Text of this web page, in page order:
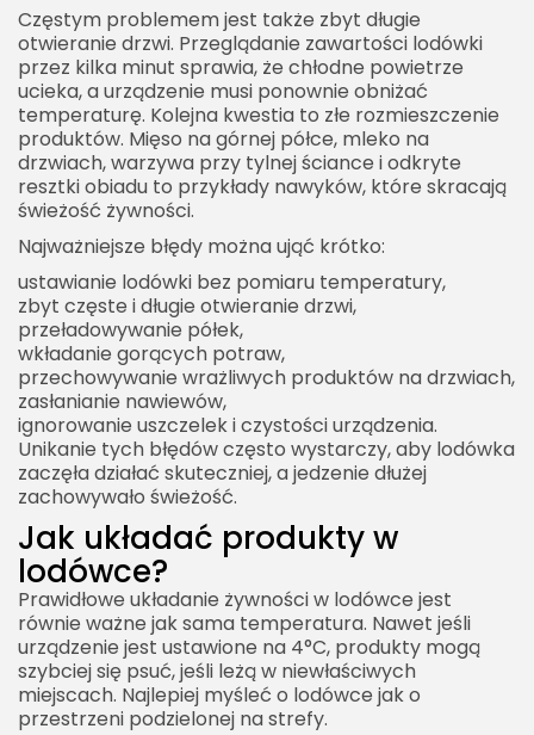
Częstym problemem jest także zbyt długie
otwieranie drzwi. Przeglądanie zawartości lodówki
przez kilka minut sprawia, że chłodne powietrze
ucieka, a urządzenie musi ponownie obniżać
temperaturę. Kolejna kwestia to złe rozmieszczenie
produktów. Mięso na górnej półce, mleko na
drzwiach, warzywa przy tylnej ściance i odkryte
resztki obiadu to przykłady nawyków, które skracają
świeżość żywności.
Najważniejsze błędy można ująć krótko:
ustawianie lodówki bez pomiaru temperatury,
zbyt częste i długie otwieranie drzwi,
przeładowywanie półek,
wkładanie gorących potraw,
przechowywanie wrażliwych produktów na drzwiach,
zasłanianie nawiewów,
ignorowanie uszczelek i czystości urządzenia.
Unikanie tych błędów często wystarczy, aby lodówka
zaczęła działać skuteczniej, a jedzenie dłużej
zachowywało świeżość.
Jak układać produkty w
lodówce?
Prawidłowe układanie żywności w lodówce jest
równie ważne jak sama temperatura. Nawet jeśli
urządzenie jest ustawione na 4°C, produkty mogą
szybciej się psuć, jeśli leżą w niewłaściwych
miejscach. Najlepiej myśleć o lodówce jak o
przestrzeni podzielonej na strefy.